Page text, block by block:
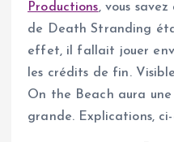
Productions, vous
de Death Stranding
effet, il fallait jouer
les crédits de fin.
On the Beach aura
grande. Explications, ci-